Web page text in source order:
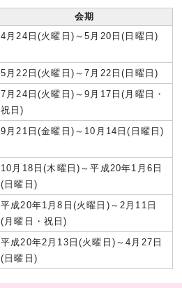
会期
4月24日(火曜日)～5月20日(日曜日)
5月22日(火曜日)～7月22日(日曜日)
7月24日(火曜日)～9月17日(月曜日・
祝日)
9月21日(金曜日)～10月14日(日曜日)
10月18日(木曜日)～平成20年1月6日
(日曜日)
平成20年1月8日(火曜日)～2月11日
(月曜日・祝日)
平成20年2月13日(火曜日)～4月27日
(日曜日)